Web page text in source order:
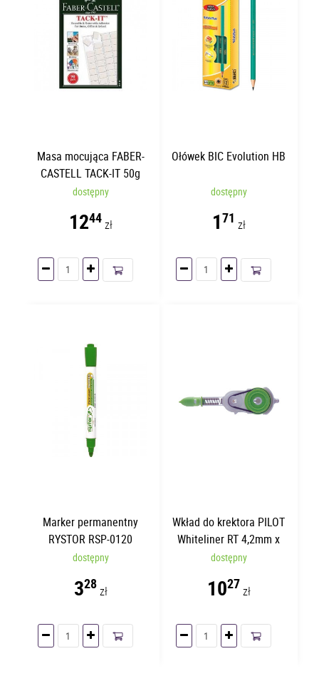
Masa mocująca FABER-
CASTELL TACK-IT 50g
dostępny
1244zł
Ołówek BIC Evolution HB
dostępny
171 zł
Marker permanentny
RYSTOR RSP-0120
Zielony | Okrągły
dostępny
328zł
Wkład do krektora PILOT
Whiteliner RT 4,2mm x
6m
dostępny
1027 zł